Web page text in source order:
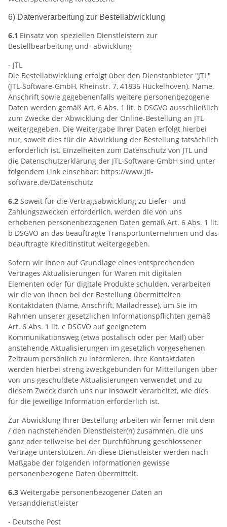
6) Datenverarbeitung zur Bestellabwicklung
6.1 Einsatz von speziellen Dienstleistern zur
Bestellbearbeitung und -abwicklung
- JTL
Die Bestellabwicklung erfolgt über den Dienstanbieter "JTL"
(JTL-Software-GmbH, Rheinstr. 7, 41836 Hückelhoven). Name,
Anschrift sowie gegebenenfalls weitere personenbezogene
Daten werden gemäß Art. 6 Abs. 1 lit. b DSGVO ausschließlich
zum Zwecke der Abwicklung der Online-Bestellung an JTL
weitergegeben. Die Weitergabe Ihrer Daten erfolgt hierbei
nur, soweit dies für die Abwicklung der Bestellung tatsächlich
erforderlich ist. Einzelheiten zum Datenschutz von JTL und
die Datenschutzerklärung der JTL-Software-GmbH sind unter
folgendem Link einsehbar: https://www.jtl-
software.de/Datenschutz
6.2 Soweit für die Vertragsabwicklung zu Liefer- und
Zahlungszwecken erforderlich, werden die von uns
erhobenen personenbezogenen Daten gemäß Art. 6 Abs. 1 lit.
b DSGVO an das beauftragte Transportunternehmen und das
beauftragte Kreditinstitut weitergegeben.
Sofern wir Ihnen auf Grundlage eines entsprechenden
Vertrages Aktualisierungen für Waren mit digitalen
Elementen oder für digitale Produkte schulden, verarbeiten
wir die von Ihnen bei der Bestellung übermittelten
Kontaktdaten (Name, Anschrift, Mailadresse), um Sie im
Rahmen unserer gesetzlichen Informationspflichten gemäß
Art. 6 Abs. 1 lit. c DSGVO auf geeignetem
Kommunikationsweg (etwa postalisch oder per Mail) über
anstehende Aktualisierungen im gesetzlich vorgesehenen
Zeitraum persönlich zu informieren. Ihre Kontaktdaten
werden hierbei streng zweckgebunden für Mitteilungen über
von uns geschuldete Aktualisierungen verwendet und zu
diesem Zweck durch uns nur insoweit verarbeitet, wie dies
für die jeweilige Information erforderlich ist.
Zur Abwicklung Ihrer Bestellung arbeiten wir ferner mit dem
/ den nachstehenden Dienstleister(n) zusammen, die uns
ganz oder teilweise bei der Durchführung geschlossener
Verträge unterstützen. An diese Dienstleister werden nach
Maßgabe der folgenden Informationen gewisse
personenbezogene Daten übermittelt.
6.3 Weitergabe personenbezogener Daten an
Versanddienstleister
- Deutsche Post